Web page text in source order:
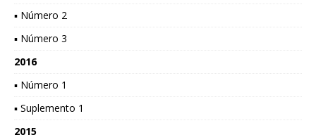
▪ Número 2
▪ Número 3
2016
▪ Número 1
▪ Suplemento 1
2015